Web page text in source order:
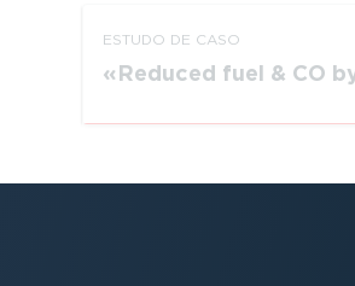
ESTUDO DE CASO
Reduced fuel & CO